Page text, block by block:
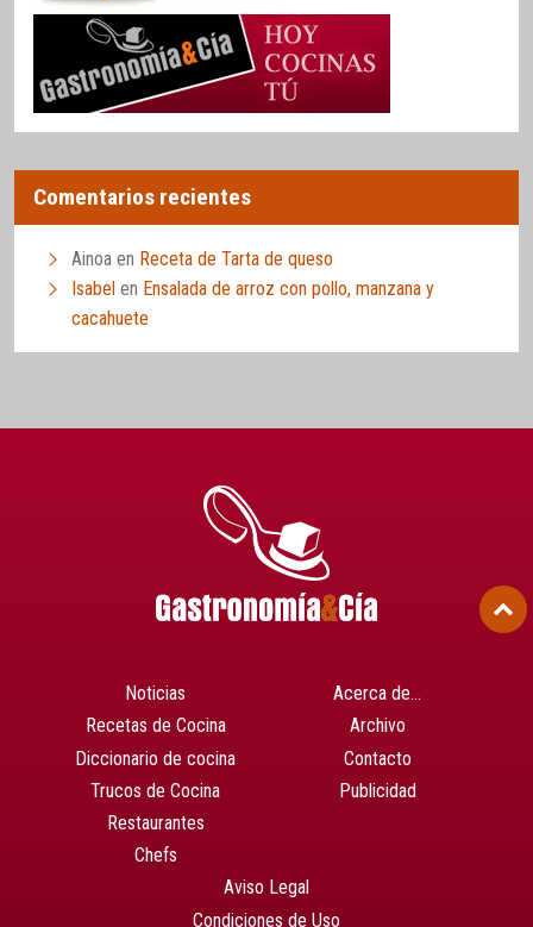
Comentarios recientes
Ainoa en Receta de Tarta de queso
Isabel en Ensalada de arroz con pollo, manzana y
cacahuete
Noticias
Recetas de Cocina
Diccionario de cocina
Trucos de Cocina
Restaurantes
Chefs
Acerca de…
Archivo
Contacto
Publicidad
Aviso Legal
Condiciones de Uso